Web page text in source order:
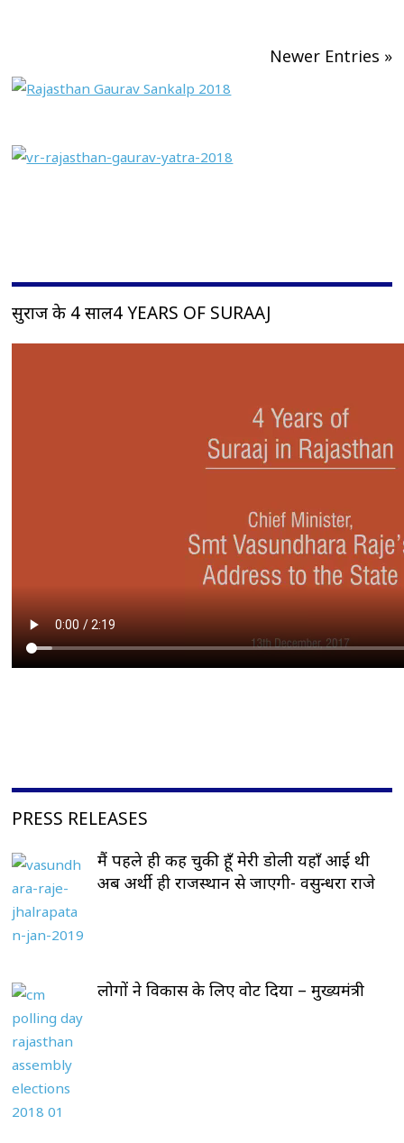
Newer Entries »
सुराज के 4 साल4 YEARS OF SURAAJ
PRESS RELEASES
मैं पहले ही कह चुकी हूँ मेरी डोली यहाँ आई थी
अब अर्थी ही राजस्थान से जाएगी- वसुन्धरा राजे
लोगों ने विकास के लिए वोट दिया – मुख्यमंत्री